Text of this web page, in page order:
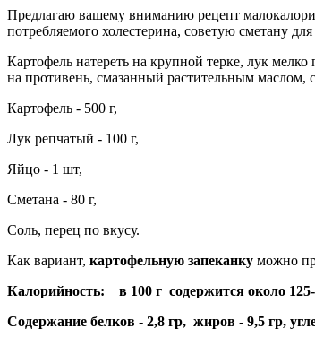
Предлагаю вашему вниманию рецепт
потребляемого холестерина, советую сметану
Картофель натереть на крупной терке, лук
на противень, смазанный растительным маслом,
Картофель - 500 г,
Лук репчатый - 100 г,
Яйцо - 1 шт,
Сметана - 80 г,
Соль, перец по вкусу.
Как вариант, картофельную запеканку можно
Калорийность: в 100 г содержится около
Содержание белков - 2,8 гр, жиров - 9,5 гр,